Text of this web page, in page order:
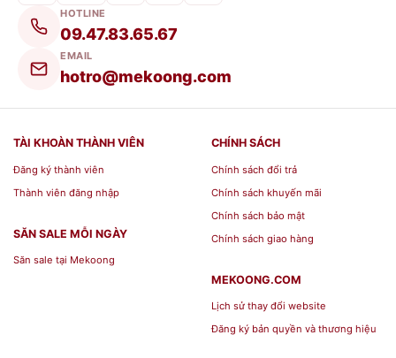
HOTLINE
09.47.83.65.67
EMAIL
hotro@mekoong.com
TÀI KHOÀN THÀNH VIÊN
Đăng ký thành viên
Thành viên đăng nhập
SĂN SALE MỖI NGÀY
Săn sale tại Mekoong
CHÍNH SÁCH
Chính sách đổi trả
Chính sách khuyến mãi
Chính sách bảo mật
Chính sách giao hàng
MEKOONG.COM
Lịch sử thay đổi website
Đăng ký bản quyền và thương hiệu